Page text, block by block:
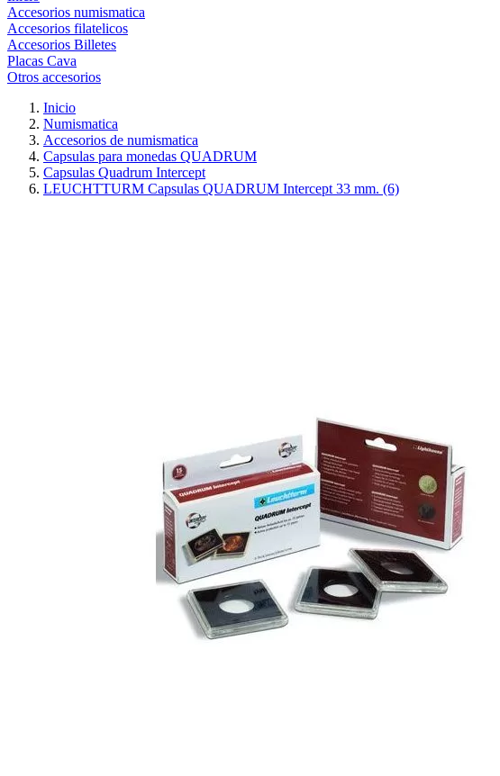
Accesorios numismatica
Accesorios filatelicos
Accesorios Billetes
Placas Cava
Otros accesorios
Inicio
Numismatica
Accesorios de numismatica
Capsulas para monedas QUADRUM
Capsulas Quadrum Intercept
LEUCHTTURM Capsulas QUADRUM Intercept 33 mm. (6)